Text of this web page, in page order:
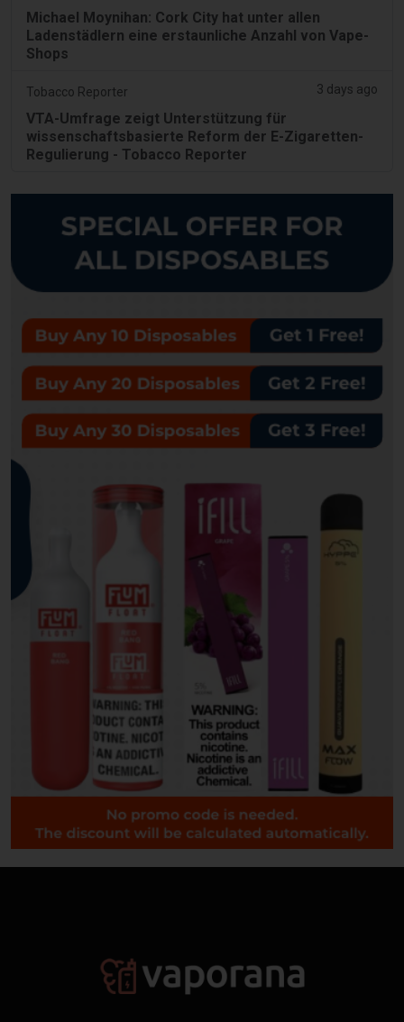
Michael Moynihan: Cork City hat unter allen
Ladenstädlern eine erstaunliche Anzahl von Vape-
Shops
Tobacco Reporter 3 days ago
VTA-Umfrage zeigt Unterstützung für
wissenschaftsbasierte Reform der E-Zigaretten-
Regulierung - Tobacco Reporter